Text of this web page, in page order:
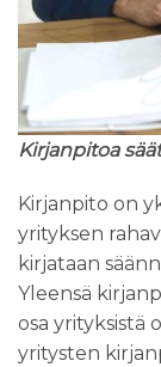
Kirjanpitoa
Kirjanpito on
yrityksen
kirjataan
Yleensä
osa yrityksistä
yritysten